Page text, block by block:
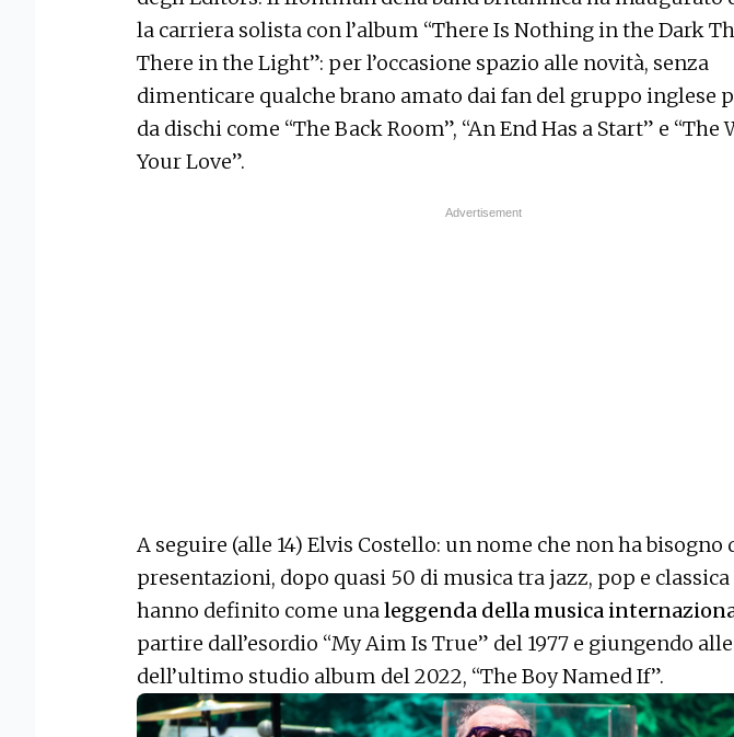
la carriera solista con l’album “There Is Nothing in the Dark
There in the Light”: per l’occasione spazio alle novità, senza
dimenticare qualche brano amato dai fan del gruppo inglese
da dischi come “The Back Room”, “An End Has a Start” e “The
Your Love”.
A seguire (alle 14) Elvis Costello: un nome che non ha bisogno
presentazioni, dopo quasi 50 di musica tra jazz, pop e classica
hanno definito come unaleggenda della musica
partire dall’esordio “My Aim Is True” del 1977 e giungendo
dell’ultimo studio album del 2022, “The Boy Named If”.